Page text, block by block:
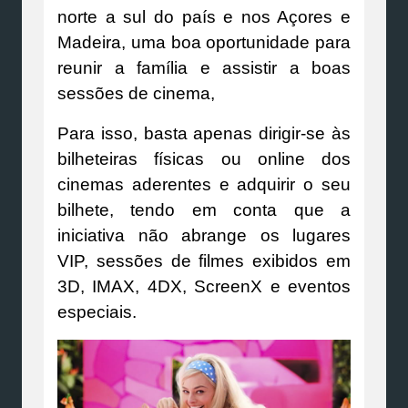
norte a sul do país e nos Açores e
Madeira, uma boa oportunidade para
reunir a família e assistir a boas
sessões de cinema,
Para isso, basta apenas dirigir-se às
bilheteiras físicas ou online dos
cinemas aderentes e adquirir o seu
bilhete, tendo em conta que a
iniciativa não abrange os lugares
VIP, sessões de filmes exibidos em
3D, IMAX, 4DX, ScreenX e eventos
especiais.